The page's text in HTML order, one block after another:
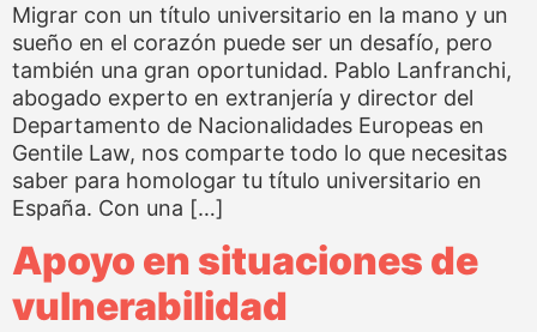
Migrar con un título universitario en la mano y un
sueño en el corazón puede ser un desafío, pero
también una gran oportunidad. Pablo Lanfranchi,
abogado experto en extranjería y director del
Departamento de Nacionalidades Europeas en
Gentile Law, nos comparte todo lo que necesitas
saber para homologar tu título universitario en
España. Con una […]
Apoyo en situaciones de
vulnerabilidad